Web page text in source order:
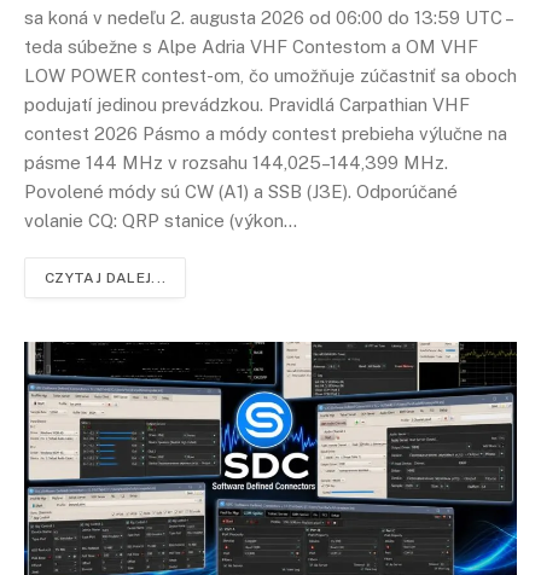
sa koná v nedeľu 2. augusta 2026 od 06:00 do 13:59 UTC –
teda súbežne s Alpe Adria VHF Contestom a OM VHF
LOW POWER contest-om, čo umožňuje zúčastniť sa oboch
podujatí jedinou prevádzkou. Pravidlá Carpathian VHF
contest 2026 Pásmo a módy contest prebieha výlučne na
pásme 144 MHz v rozsahu 144,025–144,399 MHz.
Povolené módy sú CW (A1) a SSB (J3E). Odporúčané
volanie CQ: QRP stanice (výkon…
CZYTAJ DALEJ...